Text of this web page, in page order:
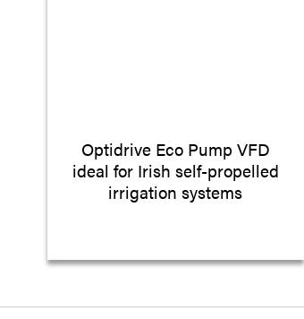
Optidrive Eco Pump VFD
ideal for Irish self-propelled
irrigation systems